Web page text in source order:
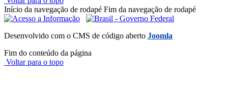
Início da navegação de rodapé Fim da navegação de rodapé
Desenvolvido com o CMS de código aberto Joomla
Fim do conteúdo da página
Voltar para o topo